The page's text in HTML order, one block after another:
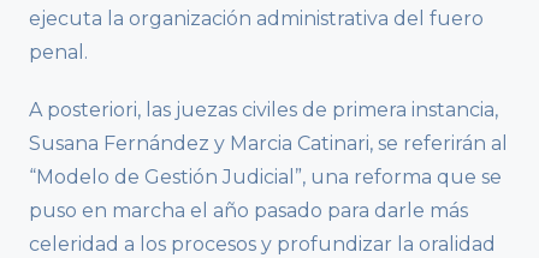
ejecuta la organización administrativa del fuero
penal.
A posteriori, las juezas civiles de primera instancia,
Susana Fernández y Marcia Catinari, se referirán al
“Modelo de Gestión Judicial”, una reforma que se
puso en marcha el año pasado para darle más
celeridad a los procesos y profundizar la oralidad